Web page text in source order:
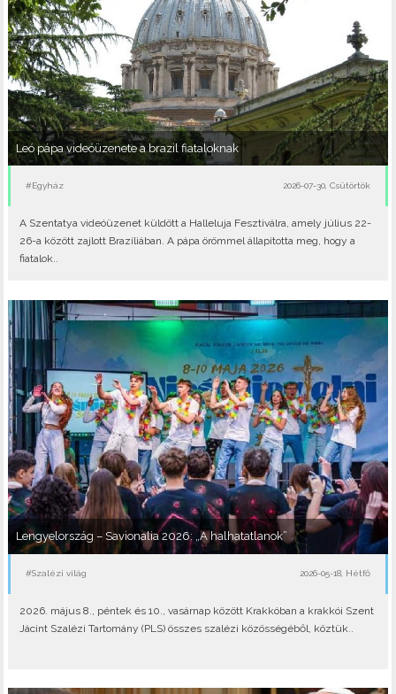
Leó pápa videóüzenete a brazil fiataloknak
#Egyház 2026-07-30, Csütörtök
A Szentatya videóüzenet küldött a Halleluja Fesztiválra, amely július 22-
26-a között zajlott Brazíliában. A pápa örömmel állapította meg, hogy a
fiatalok..
Lengyelország – Savionalia 2026: „A halhatatlanok”
#Szalézi világ 2026-05-18, Hétfő
2026. május 8., péntek és 10., vasárnap között Krakkóban a krakkói Szent
Jácint Szalézi Tartomány (PLS) összes szalézi közösségéből, köztük..